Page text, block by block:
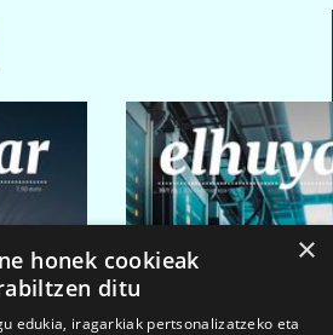
×
honek cookieak
ditu
edukia, iragarkiak pertsonalizatzeko eta